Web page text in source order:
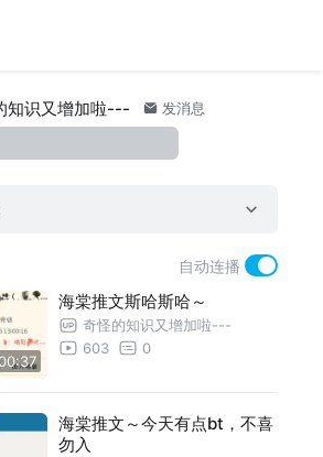
知识又增加啦--- 发消息
自动连播
海棠推文斯哈斯哈～
奇怪的知识又增加啦---
603
0
海棠推文～今天有点bt，不喜
勿入